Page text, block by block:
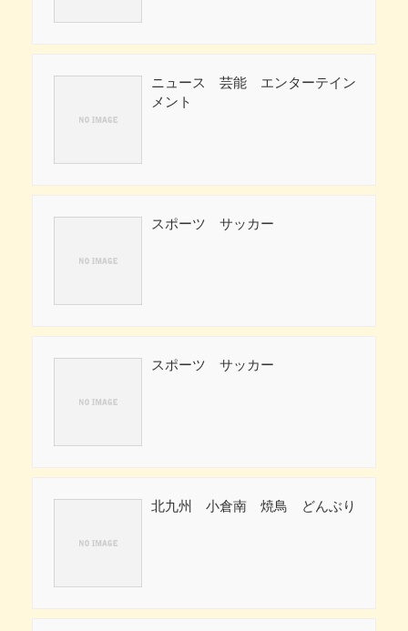
ニュース 芸能 エンターテイン
メント
スポーツ サッカー
スポーツ サッカー
北九州 小倉南 焼鳥 どんぶり